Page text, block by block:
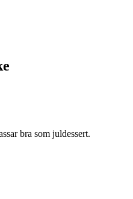
bra som juldessert.